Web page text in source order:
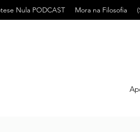
Nula PODCAST Mora na Filosofia